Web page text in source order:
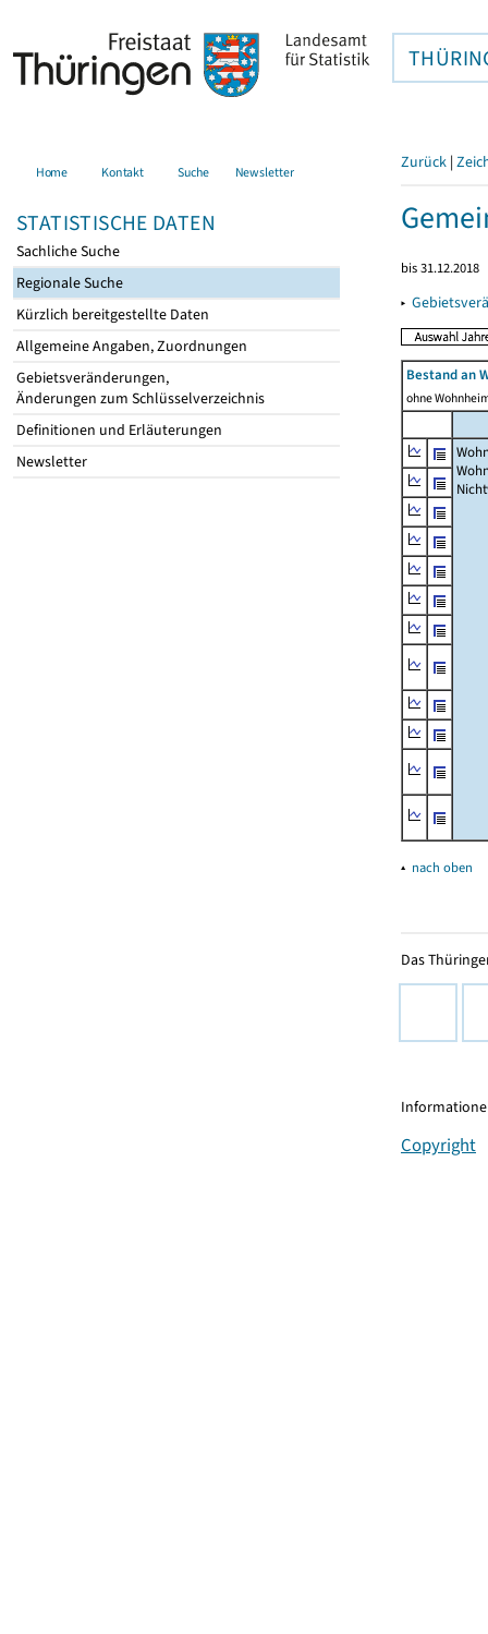
Home Kontakt Suche Newsletter
STATISTISCHE DATEN
Sachliche Suche
Regionale Suche
Kürzlich bereitgestellte Daten
Allgemeine Angaben, Zuordnungen
Gebietsveränderungen,
Änderungen zum Schlüsselverzeichnis
Definitionen und Erläuterungen
Newsletter
Zurück |
bis 31.12.2018
▸
Bestand an
ohne
▴ nach oben
Das
Copyright